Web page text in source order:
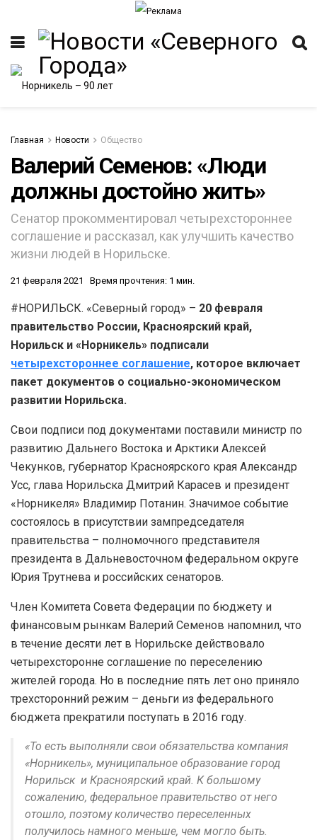
Главная Новости Общество
Валерий Семенов: «Люди
должны достойно жить»
Сенатор прокомментировал четырехстороннее
соглашение и рассказал, как улучшить качество
жизни людей в Норильске.
21 февраля 2021 Время прочтения: 1 мин.
#НОРИЛЬСК. «Северный город» – 20 февраля
правительство России, Красноярский край,
Норильск и «Норникель» подписали
четырехстороннее соглашение, которое включает
пакет документов о социально-экономическом
развитии Норильска.
Свои подписи под документами поставили министр по
развитию Дальнего Востока и Арктики Алексей
Чекунков, губернатор Красноярского края Александр
Усс, глава Норильска Дмитрий Карасев и президент
«Норникеля» Владимир Потанин. Значимое событие
состоялось в присутствии зампредседателя
правительства – полномочного представителя
президента в Дальневосточном федеральном округе
Юрия Трутнева и российских сенаторов.
Член Комитета Совета Федерации по бюджету и
финансовым рынкам Валерий Семенов напомнил, что
в течение десяти лет в Норильске действовало
четырехсторонне соглашение по переселению
жителей города. Но в последние пять лет оно приняло
трехсторонний режим – деньги из федерального
бюджета прекратили поступать в 2016 году.
«То есть выполняли свои обязательства компания
«Норникель», муниципальное образование город
Норильск и Красноярский край. К большому
сожалению, федеральное правительство от него
отошло, поэтому количество переселенных
получилось намного меньше, чем могло быть.